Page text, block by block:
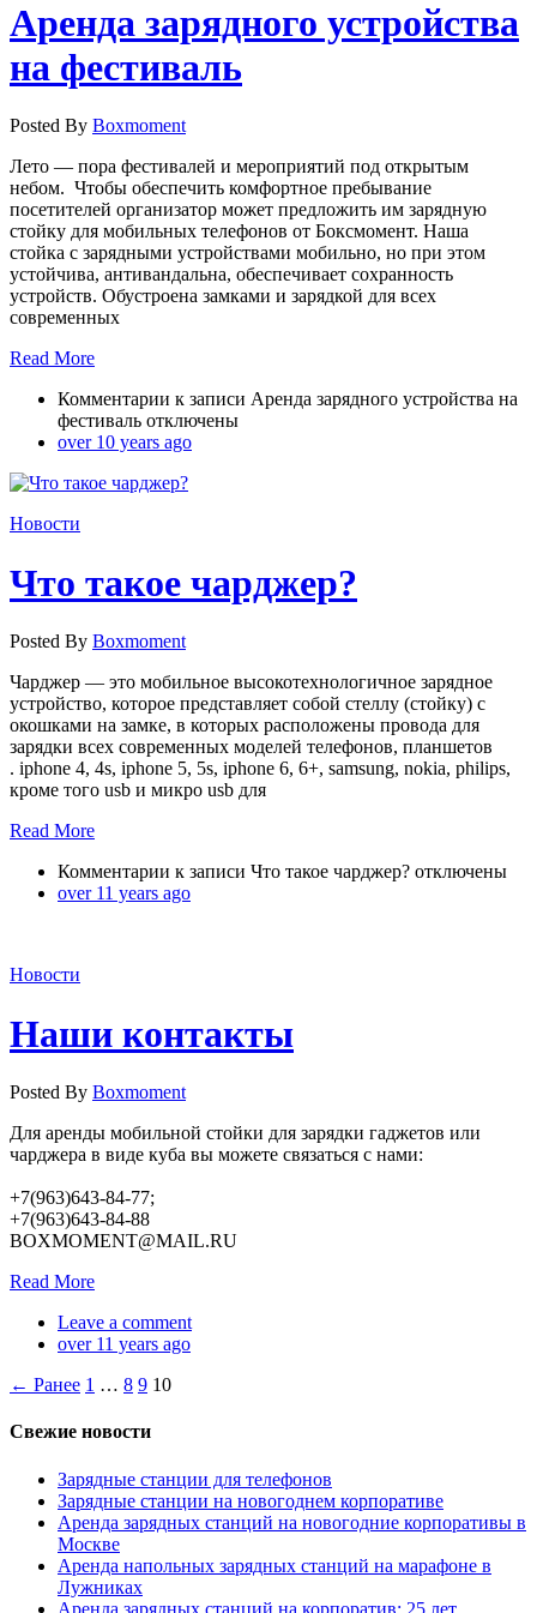
Аренда зарядного устройства
на фестиваль
Posted By Boxmoment
Лето — пора фестивалей и мероприятий под открытым
небом. Чтобы обеспечить комфортное пребывание
посетителей организатор может предложить им зарядную
стойку для мобильных телефонов от Боксмомент. Наша
стойка с зарядными устройствами мобильно, но при этом
устойчива, антивандальна, обеспечивает сохранность
устройств. Обустроена замками и зарядкой для всех
современных
Read More
Комментарии к записи Аренда зарядного устройства на
фестиваль отключены
over 10 years ago
Новости
Что такое чарджер?
Posted By Boxmoment
Чарджер — это мобильное высокотехнологичное зарядное
устройство, которое представляет собой стеллу (стойку) с
окошками на замке, в которых расположены провода для
зарядки всех современных моделей телефонов, планшетов
. iphone 4, 4s, iphone 5, 5s, iphone 6, 6+, samsung, nokia, philips,
кроме того usb и микро usb для
Read More
Комментарии к записи Что такое чарджер? отключены
over 11 years ago
Новости
Наши контакты
Posted By Boxmoment
Для аренды мобильной стойки для зарядки гаджетов или
чарджера в виде куба вы можете связаться с нами:
+7(963)643-84-77;
+7(963)643-84-88
BOXMOMENT@MAIL.RU
Read More
Leave a comment
over 11 years ago
← Ранее 1 … 8 9 10
Свежие новости
Зарядные станции для телефонов
Зарядные станции на новогоднем корпоративе
Аренда зарядных станций на новогодние корпоративы в
Москве
Аренда напольных зарядных станций на марафоне в
Лужниках
Аренда зарядных станций на корпоратив: 25 лет